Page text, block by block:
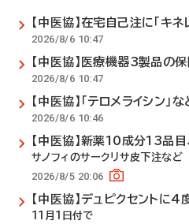
【中医協】在宅自己注に「キネ
2026/8/6 10:47
【中医協】医療機器3製品の
2026/8/6 10:47
【中医協】「テロメライシン
2026/8/6 10:46
【中医協】新薬10成分13品
サノフィのサークリサ皮下注など
2026/8/5 20:06
【中医協】デュピクセントに4
11月1日付で